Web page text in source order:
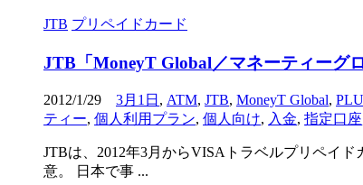
JTB プリペイドカード
JTB「MoneyT Global／マネーティーグ
2012/1/29 3月1日 , ATM, JTB, MoneyT Global,
ティー, 個人利用プラン, 個人向け, 入金, 指定口座
JTBは、2012年3月からVISAトラベルプリペイ
意。 日本で事 ...